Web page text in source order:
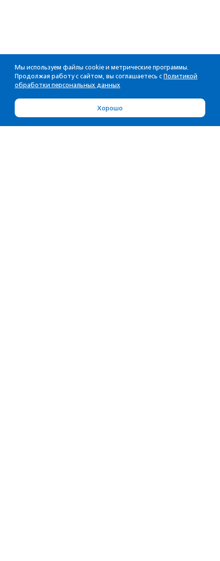
Мы используем файлы cookie и метрические программы.
Продолжая работу с сайтом, вы соглашаетесь с Политикой
обработки персональных данных
Хорошо